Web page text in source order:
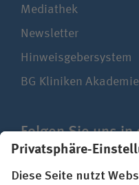
Mediathek
Newsletter
Hinweisgebersystem
BG Kliniken Akademie
Folgen Sie uns
Netzwerken